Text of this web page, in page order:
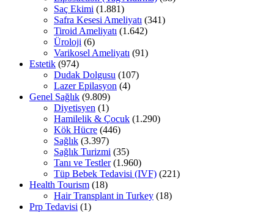
Saç Ekimi (1.881)
Safra Kesesi Ameliyatı (341)
Tiroid Ameliyatı (1.642)
Üroloji (6)
Varikosel Ameliyatı (91)
Estetik (974)
Dudak Dolgusu (107)
Lazer Epilasyon (4)
Genel Sağlık (9.809)
Diyetisyen (1)
Hamilelik & Çocuk (1.290)
Kök Hücre (446)
Sağlık (3.397)
Sağlık Turizmi (35)
Tanı ve Testler(1.960)
Tüp Bebek Tedavisi (IVF) (221)
Health Tourism (18)
Hair Transplant in Turkey (18)
Prp Tedavisi (1)